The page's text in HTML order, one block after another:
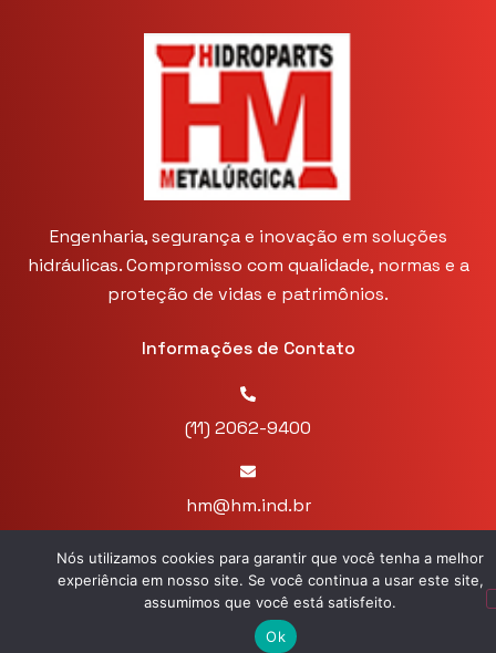
Engenharia, segurança e inovação em soluções
hidráulicas. Compromisso com qualidade, normas e a
proteção de vidas e patrimônios.
Informações de Contato
(11) 2062-9400
hm@hm.ind.br
Atendimento online:
Segunda a sexta das 9h às 17h
Nossas Redes
Nós utilizamos cookies para garantir que você tenha a melhor
experiência em nosso site. Se você continua a usar este site,
assumimos que você está satisfeito.
Ok